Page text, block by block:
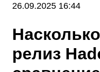
26.09.2025 16:44
релиз